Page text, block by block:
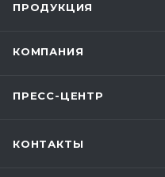
ПРОДУКЦИЯ
КОМПАНИЯ
ПРЕСС-ЦЕНТР
КОНТАКТЫ